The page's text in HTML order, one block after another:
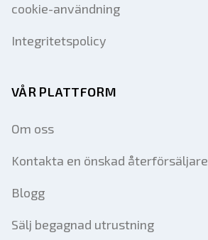
cookie-användning
Integritetspolicy
VÅR PLATTFORM
Om oss
Kontakta en önskad återförsäljare
Blogg
Sälj begagnad utrustning